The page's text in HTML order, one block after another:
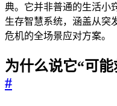
典。它并非普通的生活小
生存智慧系统，涵盖从突
危机的全场景应对方案。
为什么说它“可能
#